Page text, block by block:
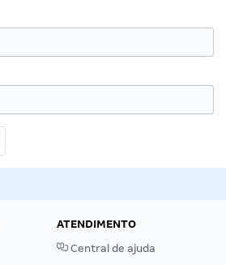
ATENDIMENTO
Central de ajuda